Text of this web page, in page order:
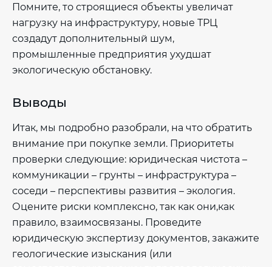
Помните, то строящиеся объекты увеличат
нагрузку на инфраструктуру, новые ТРЦ
создадут дополнительный шум,
промышленные предприятия ухудшат
экологическую обстановку.
Выводы
Итак, мы подробно разобрали, на что обратить
внимание при покупке земли. Приоритеты
проверки следующие: юридическая чистота –
коммуникации – грунты – инфраструктура –
соседи – перспективы развития – экология.
Оцените риски комплексно, так как они,как
правило, взаимосвязаны. Проведите
юридическую экспертизу документов, закажите
геологические изыскания (или